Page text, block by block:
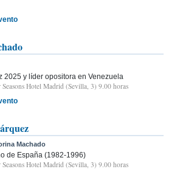
2025 y líder opositora en Venezuela
Hotel Madrid (Sevilla, 3) 9.00 horas
Machado
de España (1982-1996)
Hotel Madrid (Sevilla, 3) 9.00 horas